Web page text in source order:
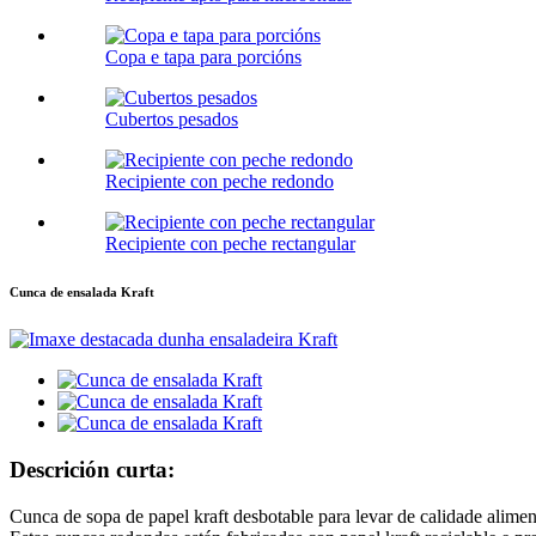
Copa e tapa para porcións
Cubertos pesados
Recipiente con peche redondo
Recipiente con peche rectangular
Cunca de ensalada Kraft
Descrición curta:
Cunca de sopa de papel kraft desbotable para levar de calidade